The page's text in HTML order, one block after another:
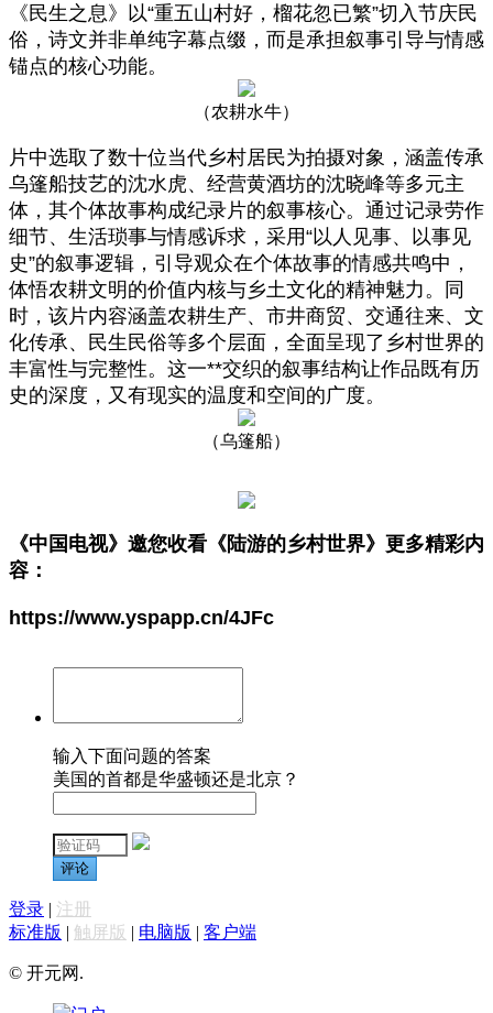
《民生之息》以“重五山村好，榴花忽已繁”切入节庆民
俗，诗文并非单纯字幕点缀，而是承担叙事引导与情感
锚点的核心功能。
（农耕水牛）
片中选取了数十位当代乡村居民为拍摄对象，涵盖传承
乌篷船技艺的沈水虎、经营黄酒坊的沈晓峰等多元主
体，其个体故事构成纪录片的叙事核心。通过记录劳作
细节、生活琐事与情感诉求，采用“以人见事、以事见
史”的叙事逻辑，引导观众在个体故事的情感共鸣中，
体悟农耕文明的价值内核与乡土文化的精神魅力。同
时，该片内容涵盖农耕生产、市井商贸、交通往来、文
化传承、民生民俗等多个层面，全面呈现了乡村世界的
丰富性与完整性。这一**交织的叙事结构让作品既有历
史的深度，又有现实的温度和空间的广度。
（乌篷船）
《中国电视》邀您收看 《陆游的乡村世界》 更多精彩内
容：
https://www.yspapp.cn/4JFc
输入下面问题的答案
美国的首都是华盛顿还是北京？
评论
登录 | 注册
标准版 | 触屏版 | 电脑版 | 客户端
© 开元网.